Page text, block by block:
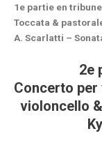
1e partie en
Toccata &
A. Scarlatti –
2e
Concerto
violoncello